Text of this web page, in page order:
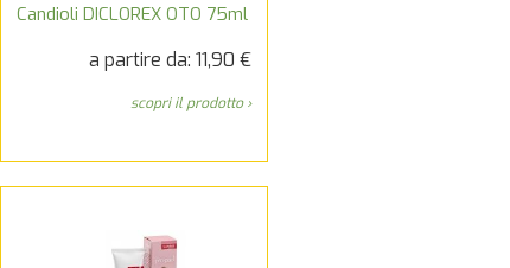
Candioli DICLOREX OTO 75ml
a partire da: 11,90 €
scopri il prodotto ›